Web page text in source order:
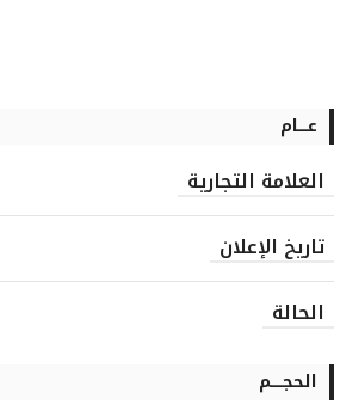
عــــام
العلامة التجارية
تاريخ الإعلان
الحالة
الحجـــــم